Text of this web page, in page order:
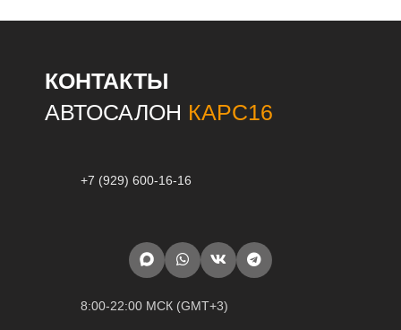
КОНТАКТЫ
АВТОСАЛОН КАРС16
+7 (929) 600-16-16
8:00-22:00 МСК (GMT+3)